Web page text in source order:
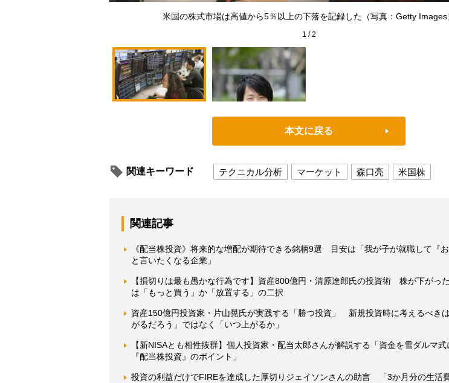
米国の株式市場は高値から5％以上の下落を記録した（写真：Getty Images
1 /2
本文に戻る
関連キーワード テクニカル分析 マーケット 森口亮 米国株
関連記事
《配当株投資》将来的な増配が期待できる銘柄9選 目安は「我が子が就職して『お
と言いたくなる企業」
【損切りは最も愚かな行為です】資産800億円・清原達郎氏の投資術 株が下がっ
は「もっと買う」か「放置する」の二択
資産150億円投資家・片山晃氏が実践する「勝つ投資」 新規投資時に考えるべき
がるだろう」ではなく「いつ上がるか」
【新NISAとも相性抜群】個人投資家・配当太郎さんが解説する「資金を雪ダルマ式
『配当株投資』のポイント」
投資の利益だけでFIREを達成した厚切りジェイソンさんの助言 「3か月分の生活